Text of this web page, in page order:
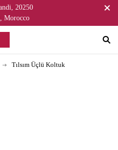
20250
Morocco
Tılsım Üçlü Koltuk